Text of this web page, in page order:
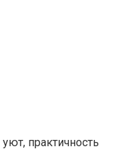
практичность